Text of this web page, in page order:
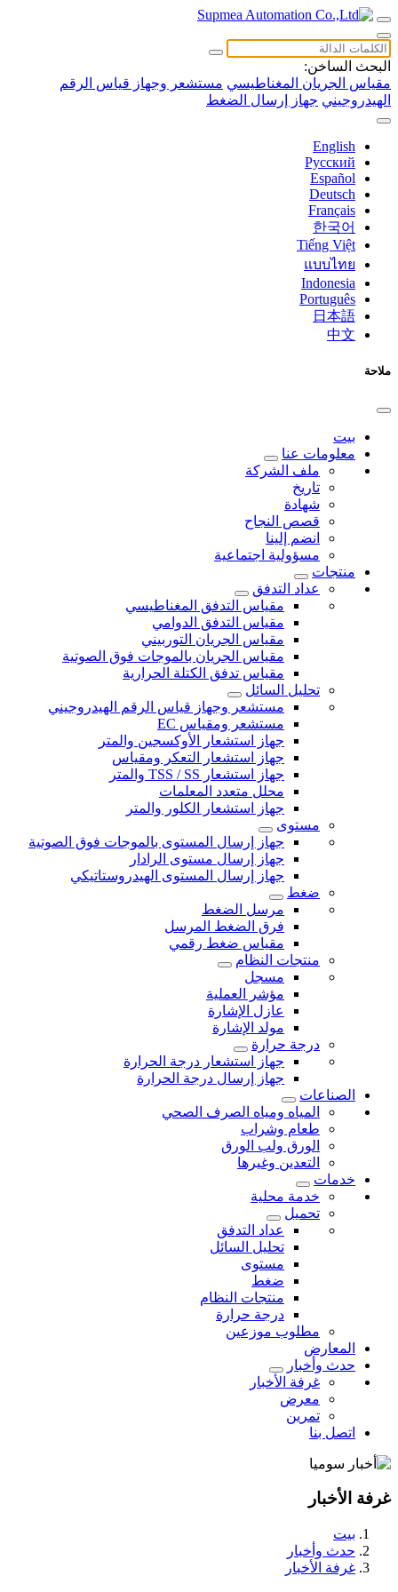
البحث الساخن:
مقياس الجريان المغناطيسي مستشعر وجهاز قياس الرقم
الهيدروجيني جهاز إرسال الضغط
English
Русский
Español
Deutsch
Français
한국어
Tiếng Việt
แบบไทย
Indonesia
Português
日本語
中文
ملاحة
بيت
معلومات عنا
ملف الشركة
تاريخ
شهادة
قصص النجاح
انضم إلينا
مسؤولية اجتماعية
منتجات
عداد التدفق
مقياس التدفق المغناطيسي
مقياس التدفق الدوامي
مقياس الجريان التوربيني
مقياس الجريان بالموجات فوق الصوتية
مقياس تدفق الكتلة الحرارية
تحليل السائل
مستشعر وجهاز قياس الرقم الهيدروجيني
مستشعر ومقياس EC
جهاز استشعار الأوكسجين والمتر
جهاز استشعار التعكر ومقياس
جهاز استشعار TSS / SS والمتر
محلل متعدد المعلمات
جهاز استشعار الكلور والمتر
مستوى
جهاز إرسال المستوى بالموجات فوق الصوتية
جهاز إرسال مستوى الرادار
جهاز إرسال المستوى الهيدروستاتيكي
ضغط
مرسل الضغط
فرق الضغط المرسل
مقياس ضغط رقمي
منتجات النظام
مسجل
مؤشر العملية
عازل الإشارة
مولد الإشارة
درجة حرارة
جهاز استشعار درجة الحرارة
جهاز إرسال درجة الحرارة
الصناعات
المياه ومياه الصرف الصحي
طعام وشراب
الورق ولب الورق
التعدين وغيرها
خدمات
خدمة محلية
تحميل
عداد التدفق
تحليل السائل
مستوى
ضغط
منتجات النظام
درجة حرارة
مطلوب موزعين
المعارض
حدث وأخبار
غرفة الأخبار
معرض
تمرين
اتصل بنا
غرفة الأخبار
بيت
حدث وأخبار
غرفة الأخبار